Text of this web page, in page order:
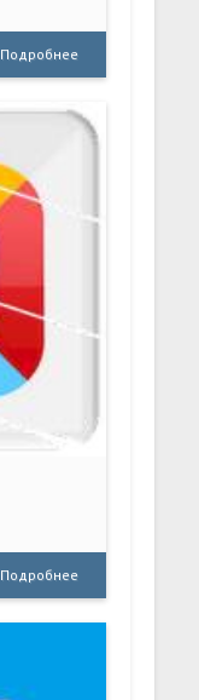
Подробнее
Подробнее